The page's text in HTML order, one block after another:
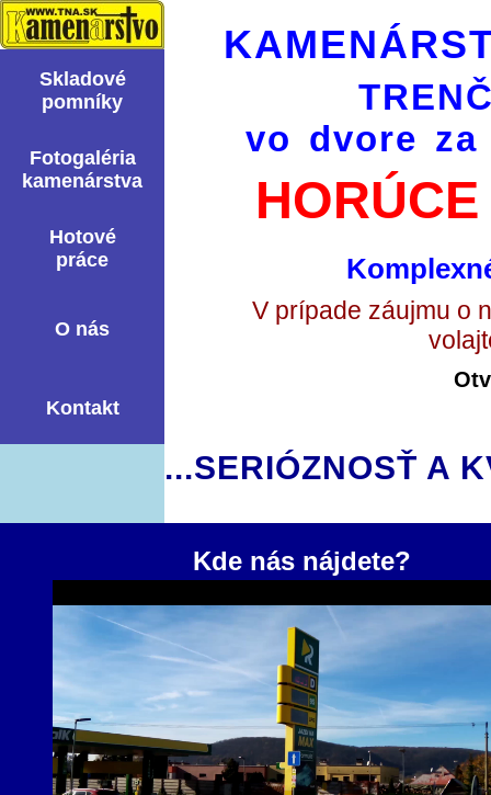
Skladové
pomní­ky
Fotogaléria
kamenárstva
Hotové
práce
O nás
Kontakt
vo dvore za
V prípade záujmu o
...SERIÓZNOSŤ A
Kde nás nájdete?